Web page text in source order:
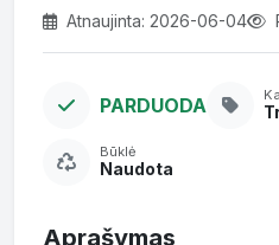
Atnaujinta: 2026-06-04
PARDUODA
Būklė
Naudota
Aprašymas